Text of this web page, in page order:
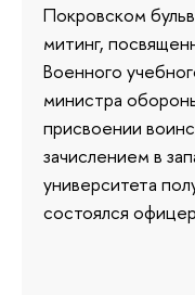
Покровском
митинг,
Военного
министра
присвоении
зачислением в
университета
состоялся